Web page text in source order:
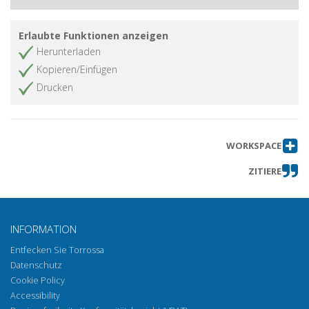
dell'Uno
Perception and thought : Leibniz's
criticism of Descartes's Denial of
perception to animals
Martin Heidegger : dall'esperienza
effettiva della vita alla fine della
Artikel abrufen
Bibliografica Artikel abrufen
Erlaubte Funktionen anzeigen
Herunterladen
Kopieren/Einfügen
Drucken
WORKSPACE
ZITIERE
INFORMATION
Entfecken Sie Torrossa
Datenschutz
Cookie Policy
Accessibility